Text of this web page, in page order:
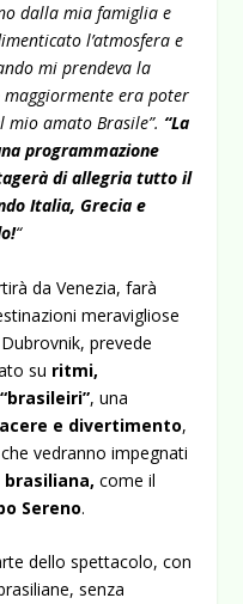
dalla mia famiglia e
l’atmosfera e
mi prendeva la
maggiormente era poter
amato Brasile”. “La
programmazione
di allegria tutto il
Italia, Grecia e
“
da Venezia, farà
meravigliose
prevede
su ritmi,
, una
e divertimento,
vedranno impegnati
brasiliana,come il
Sereno.
dello spettacolo, con
senza